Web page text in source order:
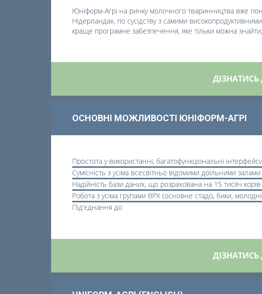
Юніформ-Агрі на ринку молочного тваринництва вже
Нідерландах, по сусідству з самими
краще програмне забезпечення, яке тільки можна
ОСНОВНІ МОЖЛИВОСТІ ЮНІФОРМ-АГРІ
Простота у використанні, багатофункціональні
Сумісність з усіма всесвітньо відомими доїльними залами
Надійність бази даних, що розрахована на 15 тисяч корів
Робота з усіма групами ВРХ (основне стадо, бики,
Під'єднання до